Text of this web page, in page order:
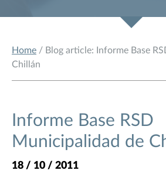
Home / Blog article: Informe Base
Chillán
Informe Base RSD
Municipalidad de
18 / 10 / 2011